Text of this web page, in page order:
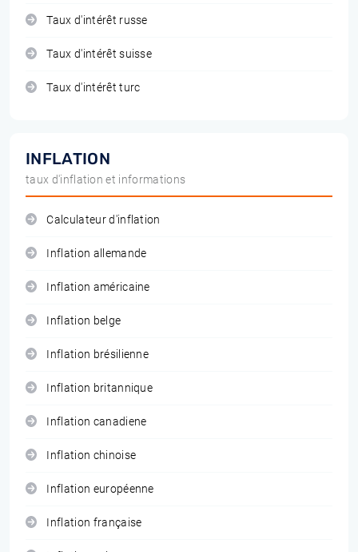
Taux d'intérêt russe
Taux d'intérêt suisse
Taux d'intérêt turc
INFLATION
taux d'inflation et informations
Calculateur d'inflation
Inflation allemande
Inflation américaine
Inflation belge
Inflation brésilienne
Inflation britannique
Inflation canadiene
Inflation chinoise
Inflation européenne
Inflation française